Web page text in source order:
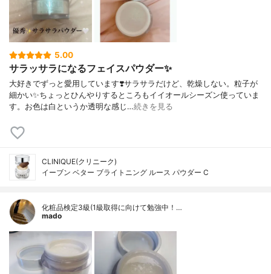
5.00
サラッサラになるフェイスパウダー✨
大好きでずっと愛用しています❣️サラサラだけど、乾燥しない。粒子が
細かい✨ちょっとひんやりするところもイイオールシーズン使っていま
す。お色は白というか透明な感じ…続きを見る
CLINIQUE(クリニーク)
イーブン ベター ブライトニング ルース パウダー C
化粧品検定3級(1級取得に向けて勉強中！…
mado